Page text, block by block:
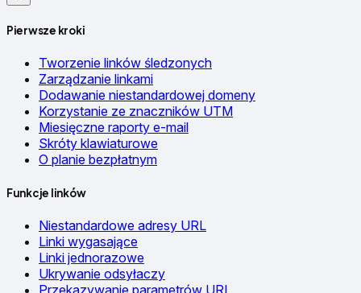
Pierwsze kroki
Tworzenie linków śledzonych
Zarządzanie linkami
Dodawanie niestandardowej domeny
Korzystanie ze znaczników UTM
Miesięczne raporty e-mail
Skróty klawiaturowe
O planie bezpłatnym
Funkcje linków
Niestandardowe adresy URL
Linki wygasające
Linki jednorazowe
Ukrywanie odsyłaczy
Przekazywanie parametrów URL